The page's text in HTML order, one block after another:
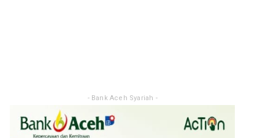
- Bank Aceh Syariah -